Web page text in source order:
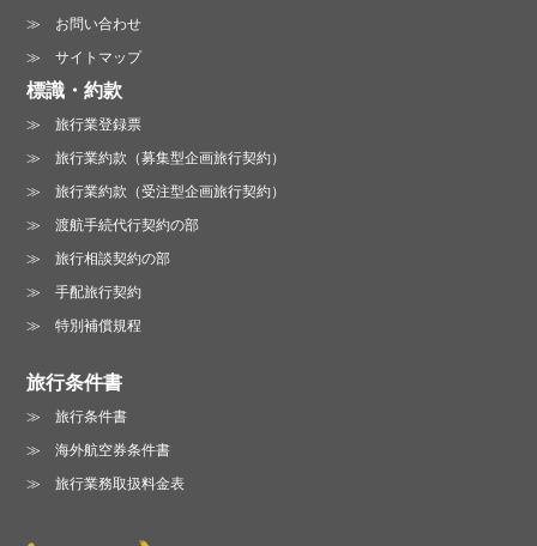
お問い合わせ
サイトマップ
標識・約款
旅行業登録票
旅行業約款（募集型企画旅行契約）
旅行業約款（受注型企画旅行契約）
渡航手続代行契約の部
旅行相談契約の部
手配旅行契約
特別補償規程
旅行条件書
旅行条件書
海外航空券条件書
旅行業務取扱料金表